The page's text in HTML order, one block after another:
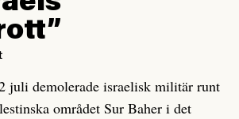
juli demolerade israelisk militär runt
området Sur Baher i det